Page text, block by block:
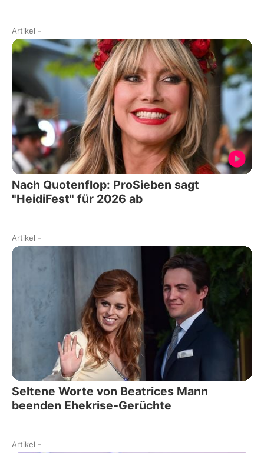
Artikel -
Nach Quotenflop: ProSieben sagt
"HeidiFest" für 2026 ab
Artikel -
Seltene Worte von Beatrices Mann
beenden Ehekrise-Gerüchte
Artikel -